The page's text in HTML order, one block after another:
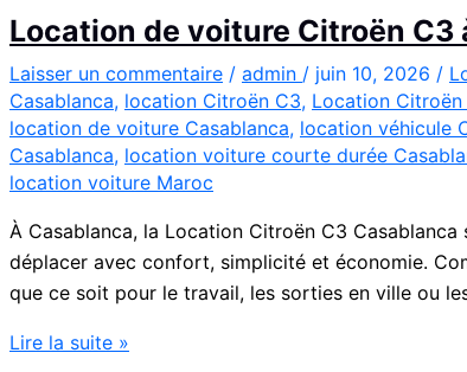
Casablanca
:
Louer
Facilement
Location de voiture Citroën C3
Laisser un commentaire / admin / juin 10, 2026 /
Casablanca, location Citroën C3, Location Citroën
location de voiture Casablanca, location véhicule
Casablanca, location voiture courte durée
location voiture Maroc
À Casablanca, la Location Citroën C3
déplacer avec confort, simplicité et économie.
que ce soit pour le travail, les sorties en ville ou
Location
Lire la suite »